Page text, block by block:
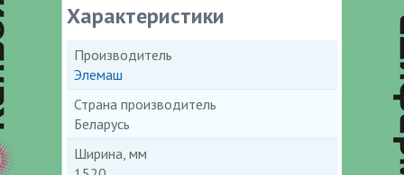
Характеристики
Производитель
Элемаш
Страна производитель
Беларусь
Ширина, мм